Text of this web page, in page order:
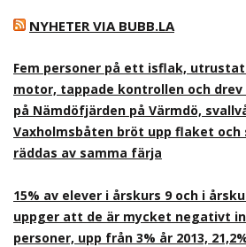
NYHETER VIA BUBB.LA
Fem personer på ett isflak,
motor, tappade kontrollen och
på Nämdöfjärden på Värmdö,
Vaxholmsbåten bröt upp flaket
räddas av samma färja
15% av elever i årskurs 9 och i
uppger att de är mycket negativt
personer, upp från 3% år 2013,